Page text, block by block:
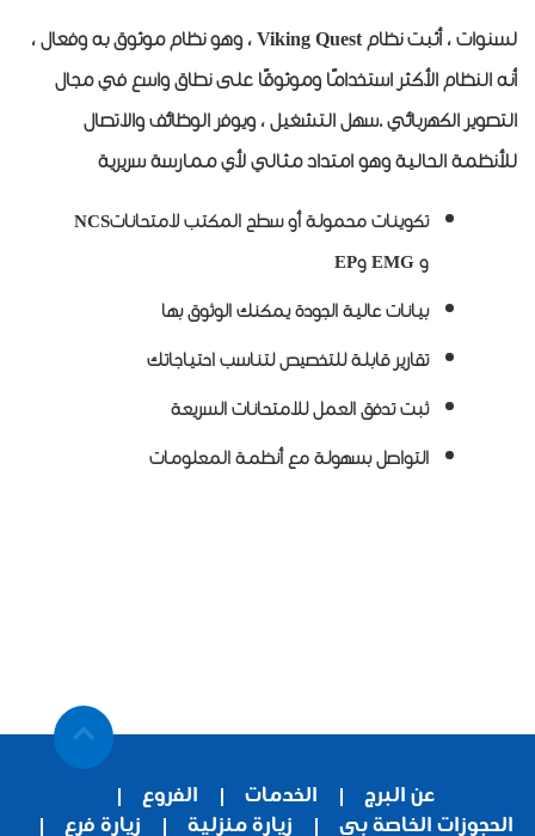
لسنوات ، أثبت نظامViking Quest، وهو نظام موثوق به وفعال ،
أنه النظام الأكثر استخدامًا وموثوقًا على نطاق واسع في مجال
التصوير الكهربائي.سهل التشغيل ، ويوفر الوظائف والاتصال
للأنظمة الحالية وهو امتداد مثالي لأي ممارسة سريرية
تكوينات محمولة أو سطح المكتب لامتحاناتNCS
وEMGوEP
بيانات عالية الجودة يمكنك الوثوق بها
تقارير قابلة للتخصيص لتناسب احتياجاتك
ثبتتدفق العملللامتحانات السريعة
التواصل بسهولة مع أنظمة المعلومات
عن البرج الخدمات
الفروع
الحجوزات الخاصة بى
زيارة منزلية زيارة فرع